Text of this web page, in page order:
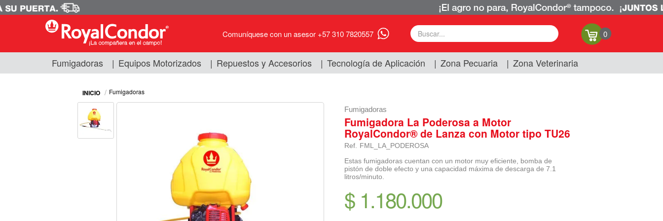
Comuníquese con un asesor +57 310 7820557 0
Fumigadoras
Respuestos y Accesorios
Tecnología de Aplicación
Fumigadoras | Equipos Motorizados | Repuestos y Accesorios | Tecnología de Aplicación | Zona Pecuaria | Zona Veterinaria
Fumigadoras
Fumigadoras
Fumigadora La Poderosa a Motor
RoyalCondor® de Lanza con Motor tipo TU26
Ref. FML_LA_PODEROSA
Estas fumigadoras cuentan con un motor muy eficiente, bomba de
pistón de doble efecto y una capacidad máxima de descarga de 7.1
litros/minuto.
$ 1.180.000